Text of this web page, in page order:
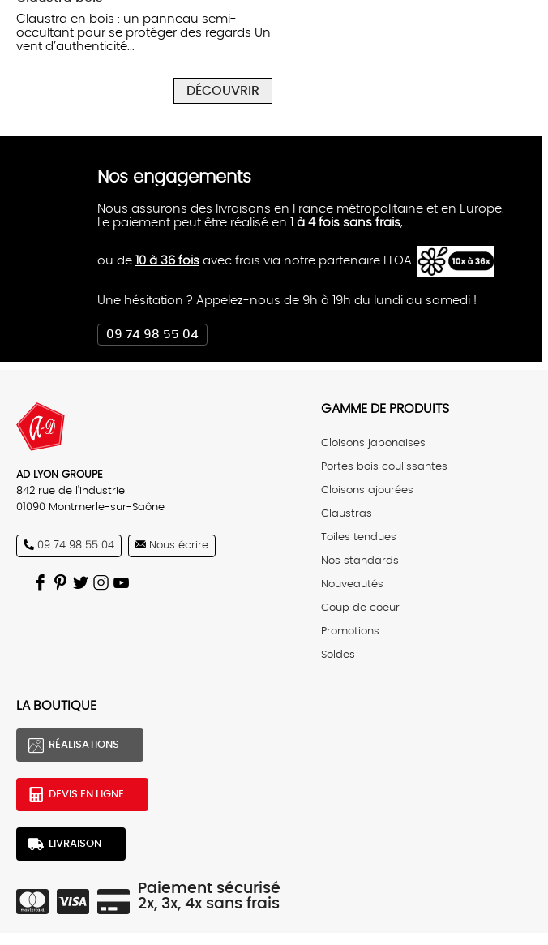
Claustra en bois : un panneau semi-
occultant pour se protéger des regards Un
vent d’authenticité...
DÉCOUVRIR
Nos engagements
Nous assurons des livraisons en France métropolitaine et en Europe.
Le paiement peut être réalisé en
1 à 4 fois sans frais,
ou de 10 à 36 fois avec frais via notre partenaire FLOA.
Une hésitation ? Appelez-nous de 9h à 19h du lundi au samedi !
09 74 98 55 04
AD LYON GROUPE
842 rue de l'industrie
01090 Montmerle-sur-Saône
09 74 98 55 04 Nous écrire
GAMME DE PRODUITS
Cloisons japonaises
Portes bois coulissantes
Cloisons ajourées
Claustras
Toiles tendues
Nos standards
Nouveautés
Coup de coeur
Promotions
Soldes
LA BOUTIQUE
RÉALISATIONS
DEVIS EN LIGNE
LIVRAISON
Paiement sécurisé
2x, 3x, 4x sans frais